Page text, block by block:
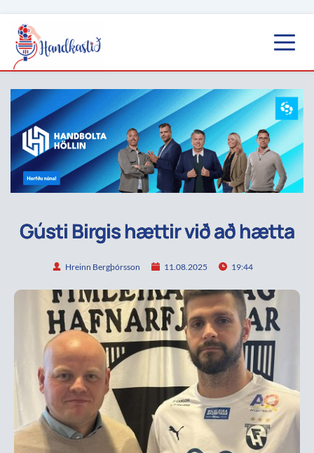
Gústi Birgis hættir við að hætta
Hreinn Bergþórsson 11.08.2025 19:44